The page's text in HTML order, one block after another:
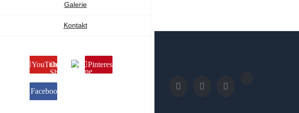
Galerie
Kontakt
YouTubeOnline
Shop
Pinterest
Facebook